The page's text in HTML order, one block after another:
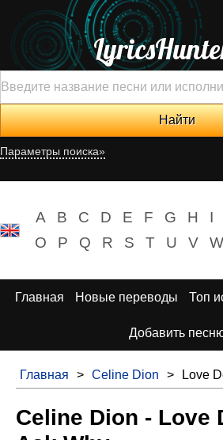
Параметры поиска»
A B C D E F G H I
O
P Q R S T U V W
Главная Новые переводы Топ
Добавить
Главная > Celine Dion > Love
Celine Dion - Love